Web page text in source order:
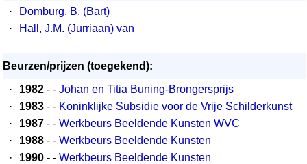
·
Domburg, B. (Bart)
·
Hall, J.M. (Jurriaan) van
Beurzen/prijzen (toegekend):
·
1982 - - Johan en Titia Buning-Brongersprijs
·
1983 - - Koninklijke Subsidie voor de Vrije Schilderkunst
·
1987 - - Werkbeurs Beeldende Kunsten WVC
·
1988 - - Werkbeurs Beeldende Kunsten
·
1990 - - Werkbeurs Beeldende Kunsten